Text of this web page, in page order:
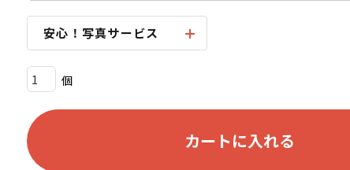
安心！写真サービス
カートに入れる